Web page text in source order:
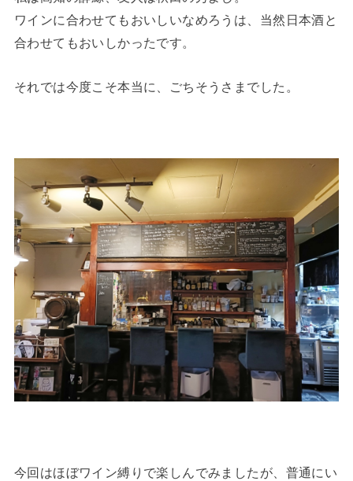
ワインに合わせてもおいしいなめろうは、当然日本酒と
合わせてもおいしかったです。
それでは今度こそ本当に、ごちそうさまでした。
今回はほぼワイン縛りで楽しんでみましたが、普通にい